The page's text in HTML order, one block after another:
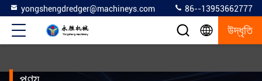
yongshengdredger@machineys.com 86--13953662777
উদ্ধৃতি